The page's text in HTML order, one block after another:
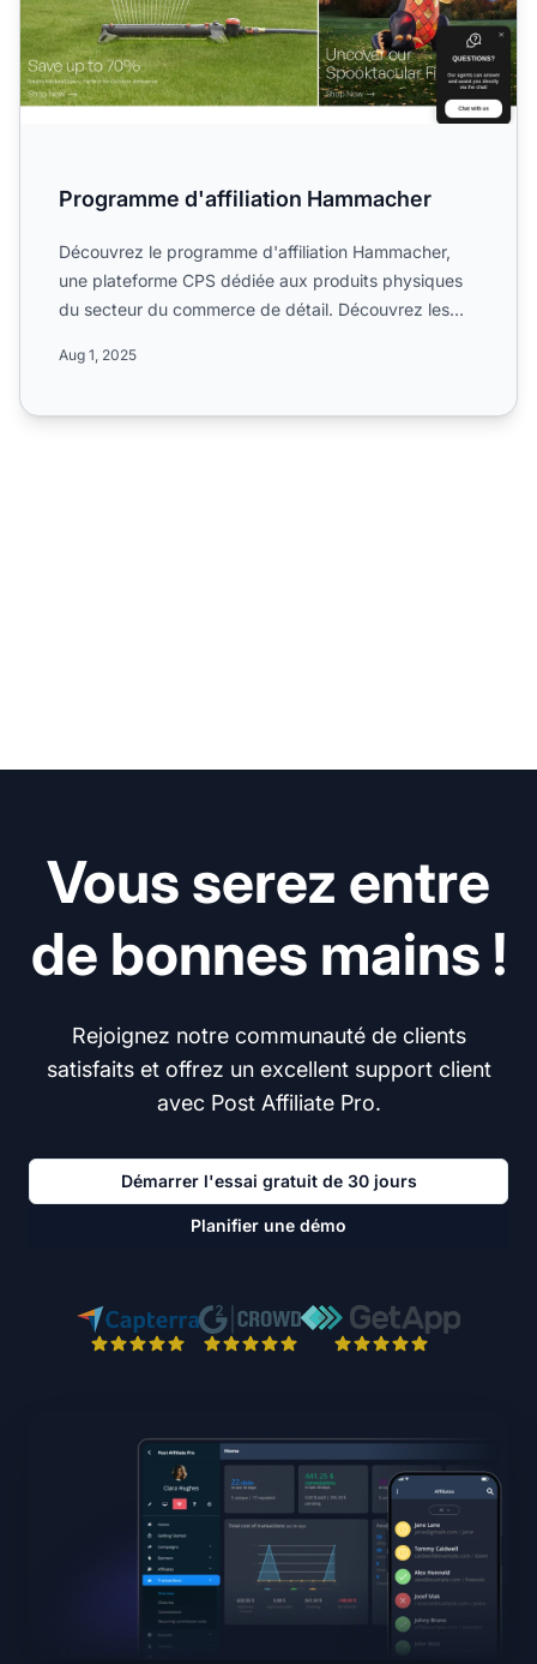
Programme d'affiliation Hammacher
Découvrez le programme d'affiliation Hammacher,
une plateforme CPS dédiée aux produits physiques
du secteur du commerce de détail. Découvrez les
Aug 1, 2025
Vous serez entre
de bonnes mains !
Rejoignez notre communauté de clients
satisfaits et offrez un excellent support client
avec Post Affiliate Pro.
Démarrer l'essai gratuit de 30 jours
Planifier une démo